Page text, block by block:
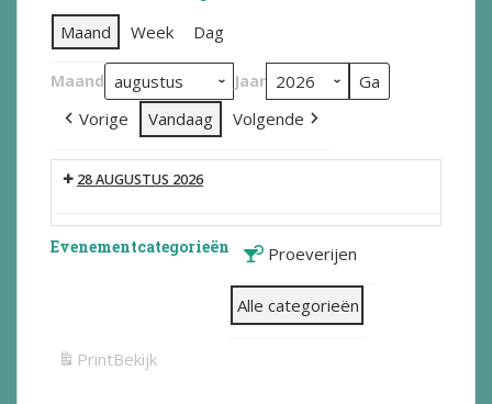
Maand Week Dag
Maand Jaar
Vorige Vandaag Volgende
28 AUGUSTUS 2026
Evenementcategorieën Proeverijen
Alle categorieën
PrintBekijk